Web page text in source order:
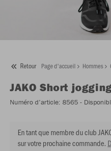
Retour Page d'accueil Hommes
JAKO Short
Numéro d’article: 8565 -
En tant que membre du club
sur votre prochaine commande.